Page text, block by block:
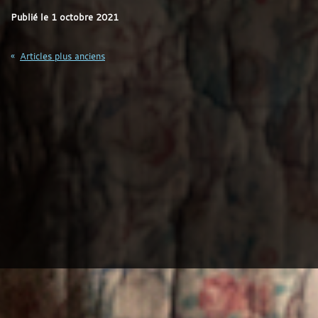
Publié le 1 octobre 2021
Navigation
Articles plus anciens